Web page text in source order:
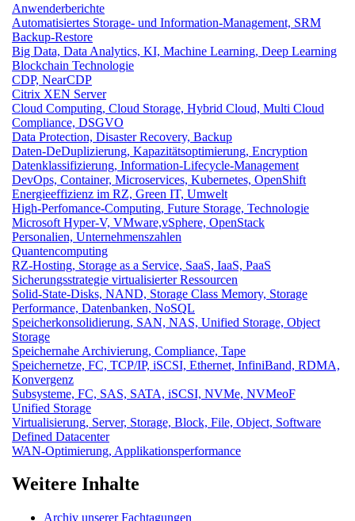
Anwenderberichte
Automatisiertes Storage- und Information-Management, SRM
Backup-Restore
Big Data, Data Analytics, KI, Machine Learning, Deep Learning
Blockchain Technologie
CDP, NearCDP
Citrix XEN Server
Cloud Computing, Cloud Storage, Hybrid Cloud, Multi Cloud
Compliance, DSGVO
Data Protection, Disaster Recovery, Backup
Daten-DeDuplizierung, Kapazitätsoptimierung, Encryption
Datenklassifizierung, Information-Lifecycle-Management
DevOps, Container, Microservices, Kubernetes, OpenShift
Energieeffizienz im RZ, Green IT, Umwelt
High-Perfomance-Computing, Future Storage, Technologie
Microsoft Hyper-V, VMware,vSphere, OpenStack
Personalien, Unternehmenszahlen
Quantencomputing
RZ-Hosting, Storage as a Service, SaaS, IaaS, PaaS
Sicherungsstrategie virtualisierter Ressourcen
Solid-State-Disks, NAND, Storage Class Memory, Storage
Performance, Datenbanken, NoSQL
Speicherkonsolidierung, SAN, NAS, Unified Storage, Object
Storage
Speichernahe Archivierung, Compliance, Tape
Speichernetze, FC, TCP/IP, iSCSI, Ethernet, InfiniBand, RDMA,
Konvergenz
Subsysteme, FC, SAS, SATA, iSCSI, NVMe, NVMeoF
Unified Storage
Virtualisierung, Server, Storage, Block, File, Object, Software
Defined Datacenter
WAN-Optimierung, Applikationsperformance
Weitere Inhalte
Archiv unserer Fachtagungen